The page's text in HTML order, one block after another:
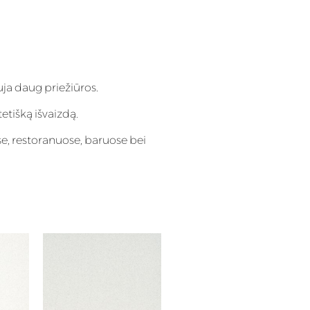
daug priežiūros.
išvaizdą.
restoranuose, baruose bei